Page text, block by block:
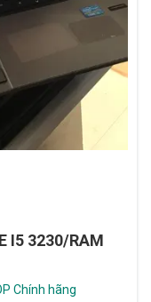
I5 3230/RAM
Chính hãng